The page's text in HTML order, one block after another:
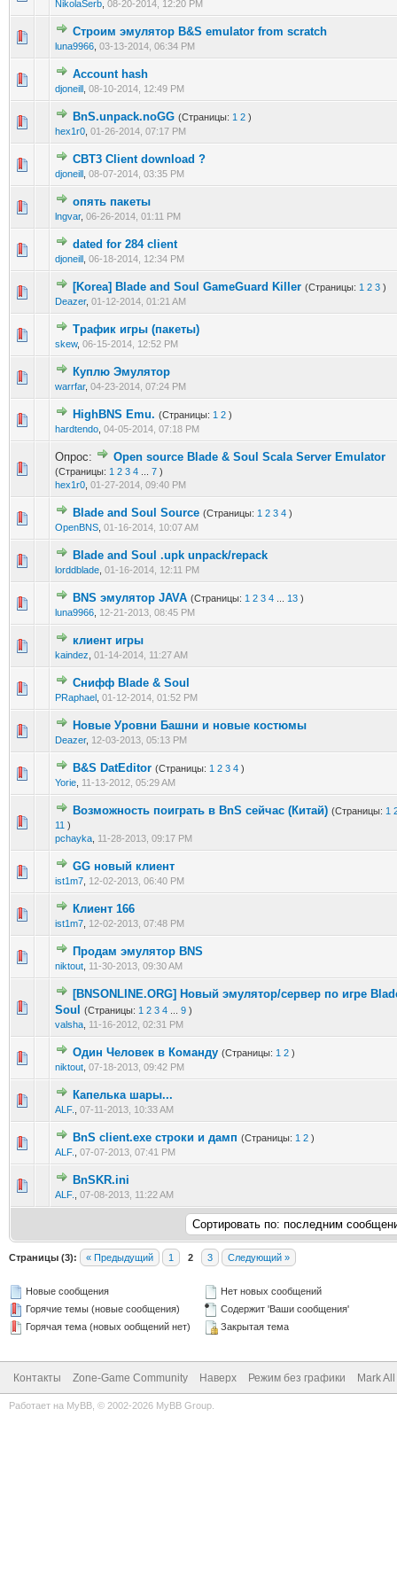
NikolaSerb 08-20-2014, 12:20 PM
Строим эмулятор B&S emulator from scratch
luna9966 03-13-2014, 06:34 PM
0 голос(ов) - 0 из 5 в среднем
12345
Account hash
djoneill 08-10-2014, 12:49 PM
0 голос(ов) - 0 из 5 в среднем
123
BnS.unpack.noGG (Страницы: 1 2 )
hex1r0 01-26-2014, 07:17 PM
0 голос(ов) - 0 из 5 в среднем
12345
CBT3 Client download ?
djoneill 08-07-2014, 03:35 PM
0 голос(ов) - 0 из 5 в среднем
1 2345
опять пакеты
lngvar, 06-26-2014, 01:11 PM
0 голос(ов) - 0 из 5 в среднем
1 23
dated for 284 client
djoneill 06-18-2014, 12:34 PM
0 голос(ов) - 0 из 5 в среднем
12 345
[Korea] Blade and Soul GameGuard Killer (Страницы: 1 2 3 )
Deazer, 01-12-2014, 01:21 AM
0 голос(ов) - 0 из 5 в среднем
12 345
Трафик игры (пакеты)
skew, 06-15-2014, 12:52 PM
0 голос(ов) - 0 из 5 в среднем
12345
Куплю Эмулятор
warrfar, 04-23-2014, 07:24 PM
0 голос(ов) - 0 из 5 в среднем
12345
HighBNS Emu. (Страницы: 1 2 )
hardtendo 04-05-2014, 07:18 PM
0 голос(ов) - 0 из 5 в среднем
12345
Опрос: Open source Blade & Soul Scala Server Emulator
(Страницы: 1 2 3 4 7 )
hex1r0 01-27-2014, 09:40 PM
0 голос(ов) - 0 из 5 в среднем
1 345
Blade and Soul Source (Страницы: 1 2 3 4 )
OpenBNS 01-16-2014, 10:07 AM
0 голос(ов) - 0 из 5 в среднем
1234 5
Blade and Soul .upk unpack/repack
lorddblade 01-16-2014, 12:11 PM
0 голос(ов) - 0 из 5 в среднем
1234 5
BNS эмулятор JAVA (Страницы: 1 2 3 4 13 )
luna9966 12-21-2013, 08:45 PM
0 голос(ов) - 0 из 5 в среднем
12345
клиент игры
kaindez 01-14-2014, 11:27 AM
0 голос(ов) - 0 из 5 в среднем
12
Снифф Blade & Soul
PRaphael 01-12-2014, 01:52 PM
0 голос(ов) - 0 из 5 в среднем
1234 5
Новые Уровни Башни и новые костюмы
Deazer, 12-03-2013, 05:13 PM
0 голос(ов) - 0 из 5 в среднем
1234 5
B&S DatEditor (Страницы: 1 2 3 4 )
Yorie 11-13-2012, 05:29 AM
0 голос(ов) - 0 из 5 в среднем
123 45
Возможность поиграть в BnS сейчас (Китай) (Страницы: 1
11 )
pchayka 11-28-2013, 09:17 PM
GG новый клиент
ist1m7 12-02-2013, 06:40 PM
1 голос(ов) - 5 из 5 в среднем
12345
Клиент 166
ist1m7 12-02-2013, 07:48 PM
0 голос(ов) - 0 из 5 в среднем
1
Продам эмулятор BNS
niktout 11-30-2013, 09:30 AM
0 голос(ов) - 0 из 5 в среднем
12345
[BNSONLINE.ORG] Новый эмулятор/сервер по игре
Soul
(Страницы: 1 2 3 4 9 )
valsha 11-16-2012, 02:31 PM
0 голос(ов) - 0 из 5 в среднем
1 2 3 4 5
Один Человек в Команду (Страницы: 1 2 )
niktout 07-18-2013, 09:42 PM
0 голос(ов) - 0 из 5 в среднем
12345
Капелька шары...
ALF. 07-11-2013, 10:33 AM
0 голос(ов) - 0 из 5 в среднем
12345
BnS client.exe строки и дамп (Страницы: 1 2 )
ALF.
07-07-2013, 07:41 PM
0 голос(ов) - 0 из 5 в среднем
123 45
BnSKR.ini
ALF. 07-08-2013, 11:22 AM
0 голос(ов) - 0 из 5 в среднем
Страницы (3): « Предыдущий 1 2 3 Следующий »
Новые сообщения
Горячие темы (новые сообщения)
Горячая тема (новых ообщений нет)
Нет новых сообщений
Содержит 'Ваши сообщения'
Закрытая тема
Контакты Zone-Game Community Наверх Режим без графики Mark
Работает на MyBB , © 2002-2026 MyBB Group